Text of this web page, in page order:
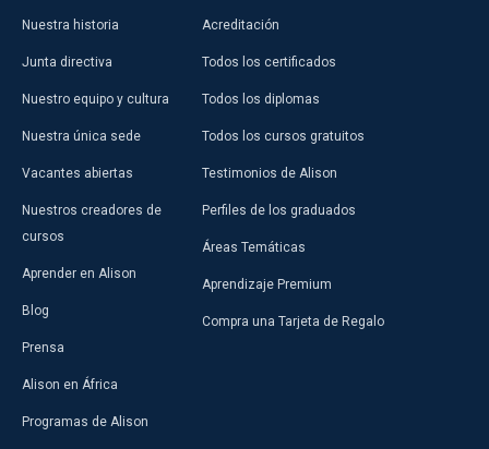
Nuestra historia
Junta directiva
Nuestro equipo y cultura
Nuestra única sede
Vacantes abiertas
Nuestros creadores de
cursos
Aprender en Alison
Blog
Prensa
Alison en África
Programas de Alison
Acreditación
Todos los certificados
Todos los diplomas
Todos los cursos gratuitos
Testimonios de Alison
Perfiles de los graduados
Áreas Temáticas
Aprendizaje Premium
Compra una Tarjeta de Regalo